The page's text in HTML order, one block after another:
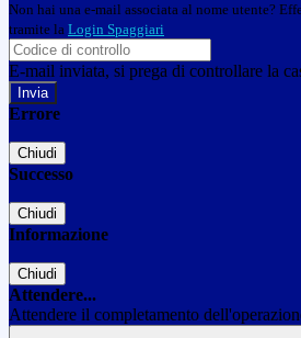
Non hai una e-mail associata al nome utente?
tramite la Login Spaggiari
E-mail inviata, si prega di controllare la
Errore
Chiudi
Successo
Chiudi
Informazione
Chiudi
Attendere...
Attendere il completamento